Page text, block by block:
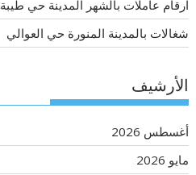
ارقام عاملات بالشهر المدينة حي طيبة
شغالات بالمدينة المنورة حي العوالي
الأرشيف
أغسطس 2026
مايو 2026